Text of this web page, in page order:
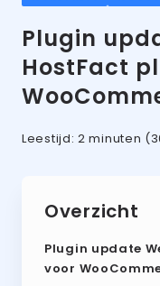
Plugin
HostFact
Leestijd:2 minuten
Overzicht
Plugin update
voor